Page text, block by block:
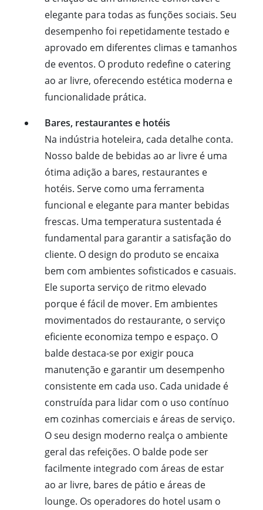
elegante para todas as funções sociais. Seu
desempenho foi repetidamente testado e
aprovado em diferentes climas e tamanhos
de eventos. O produto redefine o catering
ao ar livre, oferecendo estética moderna e
funcionalidade prática.
Bares, restaurantes e hotéis
Na indústria hoteleira, cada detalhe conta.
Nosso balde de bebidas ao ar livre é uma
ótima adição a bares, restaurantes e
hotéis. Serve como uma ferramenta
funcional e elegante para manter bebidas
frescas. Uma temperatura sustentada é
fundamental para garantir a satisfação do
cliente. O design do produto se encaixa
bem com ambientes sofisticados e casuais.
Ele suporta serviço de ritmo elevado
porque é fácil de mover. Em ambientes
movimentados do restaurante, o serviço
eficiente economiza tempo e espaço. O
balde destaca-se por exigir pouca
manutenção e garantir um desempenho
consistente em cada uso. Cada unidade é
construída para lidar com o uso contínuo
em cozinhas comerciais e áreas de serviço.
O seu design moderno realça o ambiente
geral das refeições. O balde pode ser
facilmente integrado com áreas de estar
ao ar livre, bares de pátio e áreas de
lounge. Os operadores do hotel usam o